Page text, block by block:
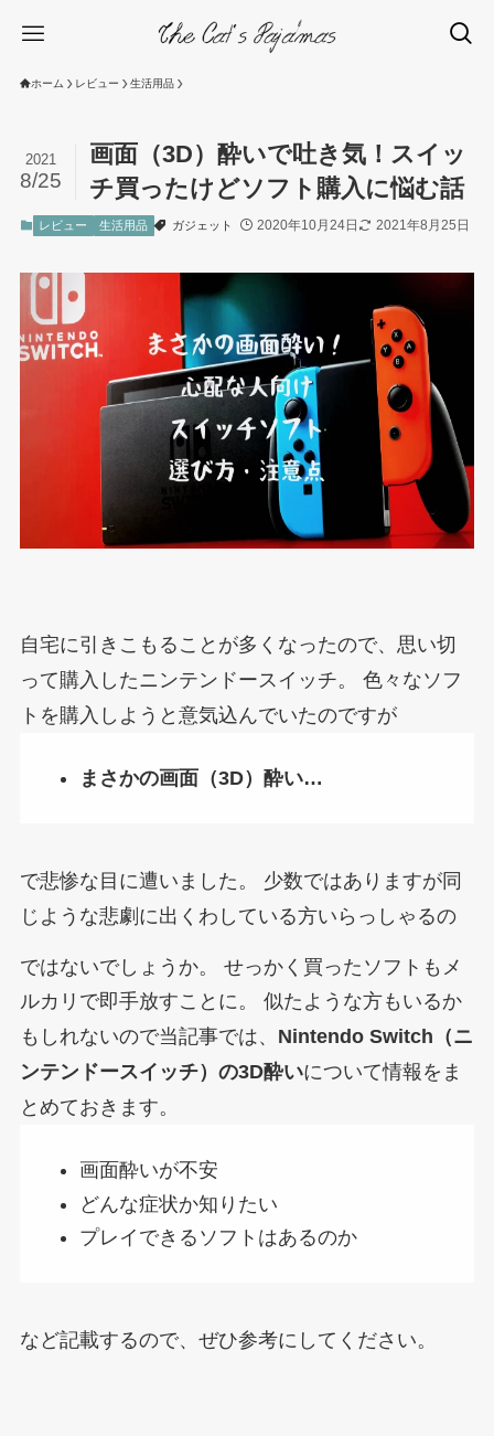
ホーム レビュー 生活用品
画面（3D）酔いで吐き気！スイッ
チ買ったけどソフト購入に悩む話
2021
8/25
レビュー 生活用品 ガジェット 2020年10月24日 2021年8月25日
自宅に引きこもることが多くなったので、思い切
って購入したニンテンドースイッチ。 色々なソフ
トを購入しようと意気込んでいたのですが
まさかの画面（3D）酔い…
で悲惨な目に遭いました。 少数ではありますが同
じような悲劇に出くわしている方いらっしゃるの
ではないでしょうか。
せっかく買ったソフトもメ
ルカリで即手放すことに。 似たような方もいるか
もしれないので当記事では、 Nintendo Switch（ニ
ンテンドースイッチ）の3D酔いについて情報をま
とめておきます。
画面酔いが不安
どんな症状か知りたい
プレイできるソフトはあるのか
など記載するので、ぜひ参考にしてください。